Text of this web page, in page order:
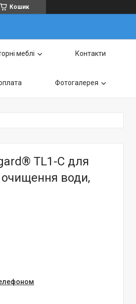
Кошик
меблі Контакти
Фотогалерея
TL1-C для
води,